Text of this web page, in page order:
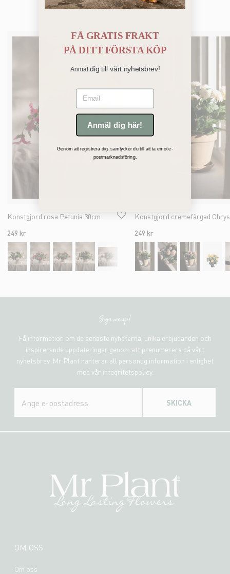
Du kanske också gillar
Konstgjord rosa Petunia 30cm
249 kr
249 kr
Sign me up!
Få information om de senaste nyheterna, unika erbjudanden och
inspirerande uppdateringar genom att prenumerera på vårt
nyhetsbrev. Mr Plant hanterar all personlig information i enlighet
med vår integritetspolicy.
SKICKA
OM OSS
Om oss
FÅ GRATIS FRAKT
PÅDITT FÖRSTA KÖP
Anmäl dig till vårt nyhetsbrev!
Email
Anmäl dig här!
Genom att registrera dig, samtycker du till att ta emot e-
postmarknadsföring.